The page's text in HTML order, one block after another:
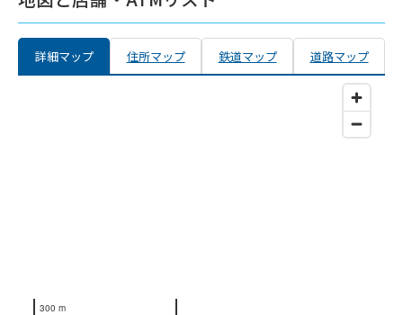
詳細マップ 住所マップ 鉄道マップ 道路マップ
300 m